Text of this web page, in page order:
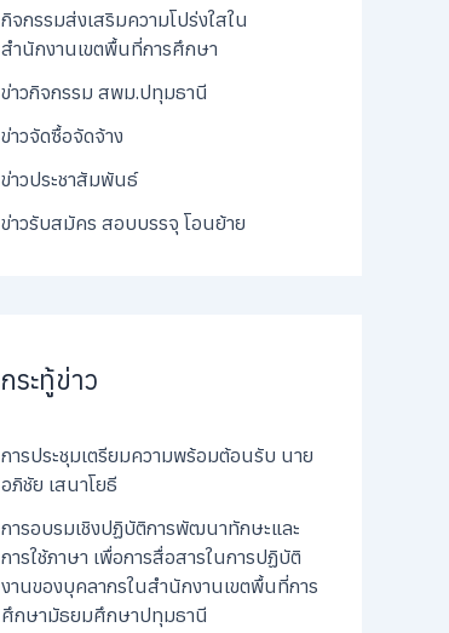
กิจกรรมส่งเสริมความโปร่งใสใน
สำนักงานเขตพื้นที่การศึกษา
ข่าวกิจกรรม สพม.ปทุมธานี
ข่าวจัดซื้อจัดจ้าง
ข่าวประชาสัมพันธ์
ข่าวรับสมัคร สอบบรรจุ โอนย้าย
กระทู้ข่าว
การประชุมเตรียมความพร้อมต้อนรับ นาย
อภิชัย เสนาโยธี
การอบรมเชิงปฏิบัติการพัฒนาทักษะและ
การใช้ภาษา เพื่อการสื่อสารในการปฏิบัติ
งานของบุคลากรในสำนักงานเขตพื้นที่การ
ศึกษามัธยมศึกษาปทุมธานี